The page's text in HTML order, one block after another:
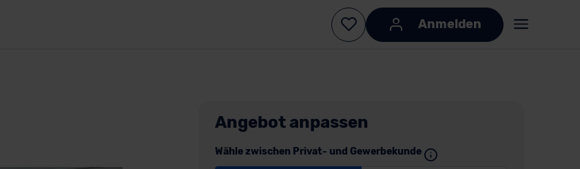
Anmelden
Angebot anpassen
Wähle zwischen Privat- und Gewerbekunde